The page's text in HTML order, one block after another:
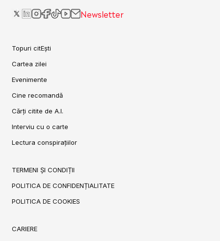
Newsletter
Topuri citEști
Cartea zilei
Evenimente
Cine recomandă
Cărți citite de A.I.
Interviu cu o carte
Lectura conspirațiilor
TERMENI ȘI CONDIȚII
POLITICA DE CONFIDENȚIALITATE
POLITICA DE COOKIES
CARIERE